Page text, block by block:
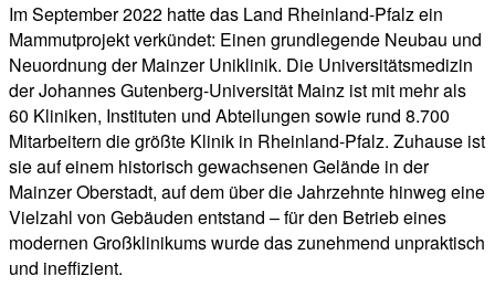
Im September 2022 hatte das Land Rheinland-Pfalz ein
Mammutprojekt verkündet: Einen grundlegende Neubau und
Neuordnung der Mainzer Uniklinik. Die Universitätsmedizin
der Johannes Gutenberg-Universität Mainz ist mit mehr als
60 Kliniken, Instituten und Abteilungen sowie rund 8.700
Mitarbeitern die größte Klinik in Rheinland-Pfalz. Zuhause ist
sie auf einem historisch gewachsenen Gelände in der
Mainzer Oberstadt, auf dem über die Jahrzehnte hinweg eine
Vielzahl von Gebäuden entstand – für den Betrieb eines
modernen Großklinikums wurde das zunehmend unpraktisch
und ineffizient.